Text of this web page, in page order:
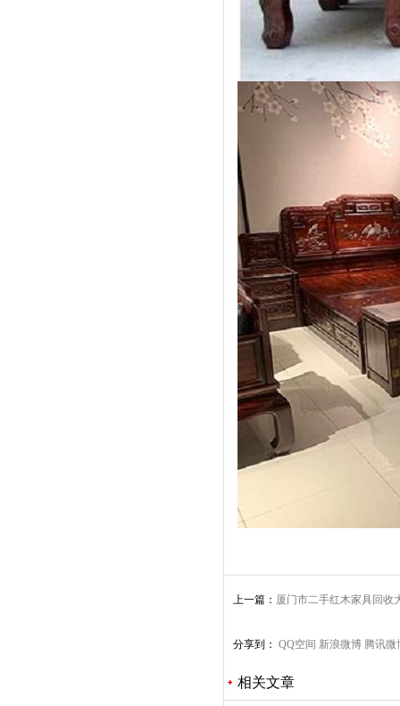
上一篇： 厦门市二手红木家具回收
分享到： QQ空间 新浪微博 腾讯微
相关文章